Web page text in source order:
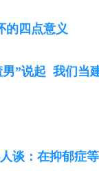
的四点意义
”说起 我们当
谈：在抑郁症